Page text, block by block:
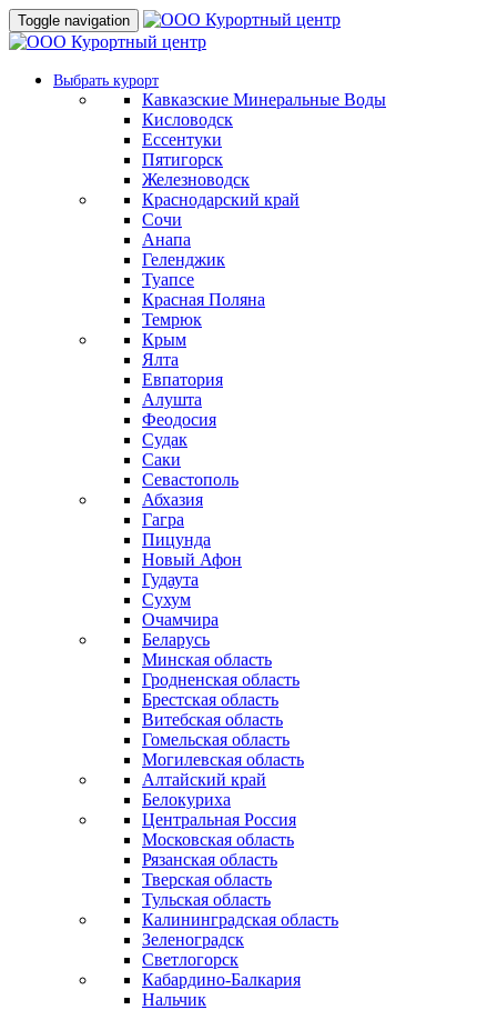
Toggle navigation
Выбрать курорт
Кавказские Минеральные Воды
Кисловодск
Ессентуки
Пятигорск
Железноводск
Краснодарский край
Сочи
Анапа
Геленджик
Туапсе
Красная Поляна
Темрюк
Крым
Ялта
Евпатория
Алушта
Феодосия
Судак
Саки
Севастополь
Абхазия
Гагра
Пицунда
Новый Афон
Гудаута
Сухум
Очамчира
Беларусь
Минская область
Гродненская область
Брестская область
Витебская область
Гомельская область
Могилевская область
Алтайский край
Белокуриха
Центральная Россия
Московская область
Рязанская область
Тверская область
Тульская область
Калининградская область
Зеленоградск
Светлогорск
Кабардино-Балкария
Нальчик